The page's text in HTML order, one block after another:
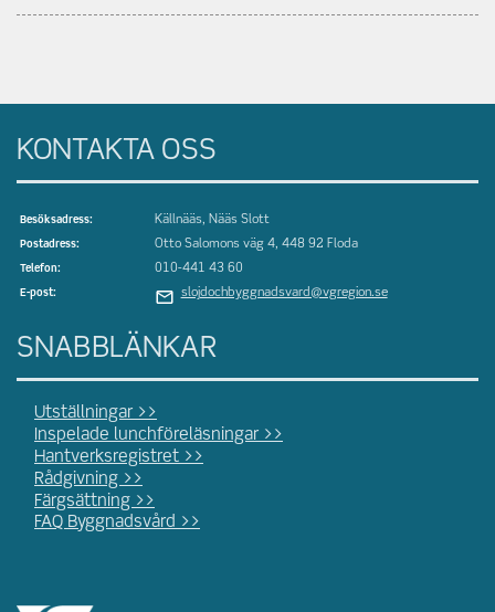
KONTAKTA OSS
Besöksadress: Källnääs, Nääs Slott
Postadress: Otto Salomons väg 4, 448 92 Floda
Telefon: 010-441 43 60
E-post: slojdochbyggnadsvard@vgregion.se
SNABBLÄNKAR
Utställningar >>
Inspelade lunchföreläsningar >>
Hantverksregistret >>
Rådgivning >>
Färgsättning >>
FAQ Byggnadsvård >>